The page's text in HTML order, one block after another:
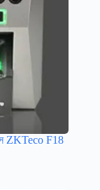
ZKTeco F18